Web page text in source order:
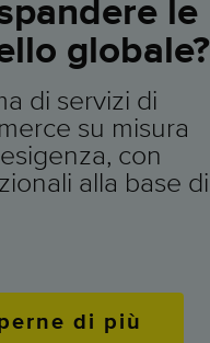
le
globale?
di servizi di
su misura
con
alla base di
di più